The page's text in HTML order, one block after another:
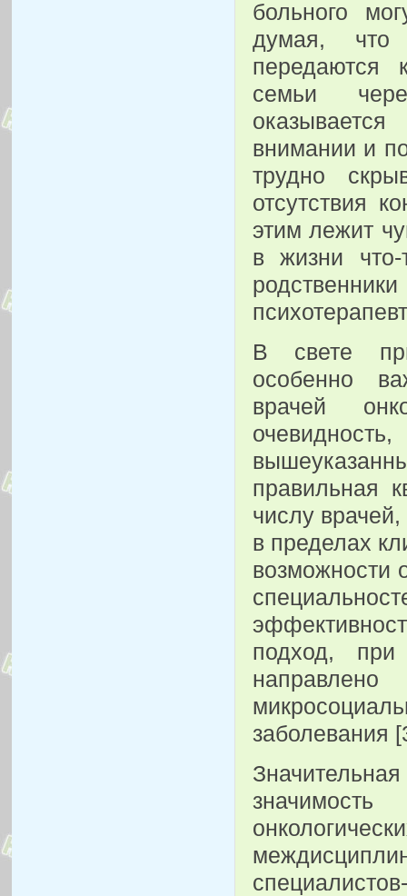
больного
думая, что
передаются
семьи
внимании и
трудно
отсутствия
этим лежит
в жизни
В свете
особенно
врачей
правильная
числу
в пределах
возможности
подход, при
заболевания